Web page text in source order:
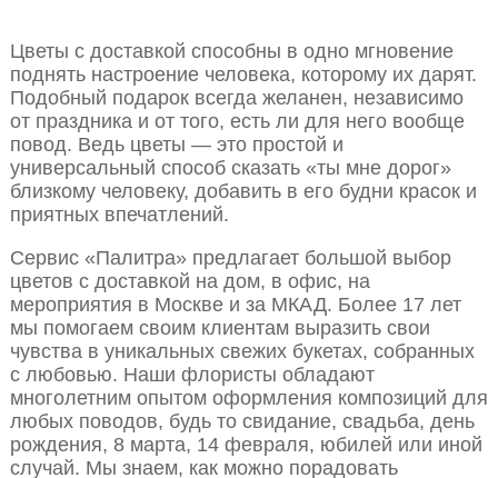
Цветы с доставкой способны в одно мгновение
поднять настроение человека, которому их дарят.
Подобный подарок всегда желанен, независимо
от праздника и от того, есть ли для него вообще
повод. Ведь цветы — это простой и
универсальный способ сказать «ты мне дорог»
близкому человеку, добавить в его будни красок и
приятных впечатлений.
Сервис «Палитра» предлагает большой выбор
цветов с доставкой на дом, в офис, на
мероприятия в Москве и за МКАД. Более 17 лет
мы помогаем своим клиентам выразить свои
чувства в уникальных свежих букетах, собранных
с любовью. Наши флористы обладают
многолетним опытом оформления композиций для
любых поводов, будь то свидание, свадьба, день
рождения, 8 марта, 14 февраля, юбилей или иной
случай. Мы знаем, как можно порадовать